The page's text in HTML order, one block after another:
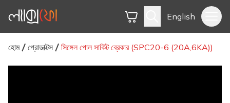
English
হোম প্রোডাক্টস সিঙ্গেল পোল সার্কিট ব্রেকার (SPC20-6 (20A,6KA))